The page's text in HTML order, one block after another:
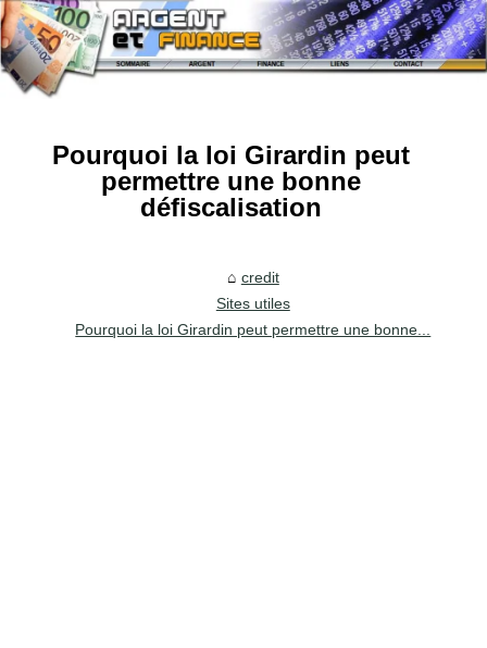
Pourquoi la loi Girardin peut
permettre une bonne
défiscalisation
credit
Sites utiles
Pourquoi la loi Girardin peut permettre une bonne...